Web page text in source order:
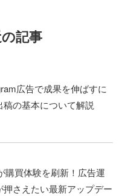
記事
広告で成果を伸ばすに
稿の基本について解説
購買体験を刷新！広告運
押さえたい最新アップデー